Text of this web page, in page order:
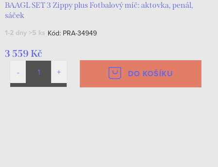
BAAGL SET 3 Zippy plus Fotbalový míč: aktovka, penál,
sáček
1-2 dny >5 ks Kód: PRA-34949
3 559 Kč
DO KOŠÍKU